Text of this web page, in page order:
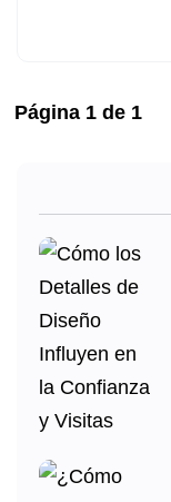
Página 1 de 1